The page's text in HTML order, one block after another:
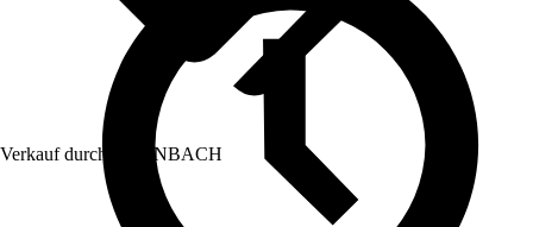
Verkauf durch: HORNBACH